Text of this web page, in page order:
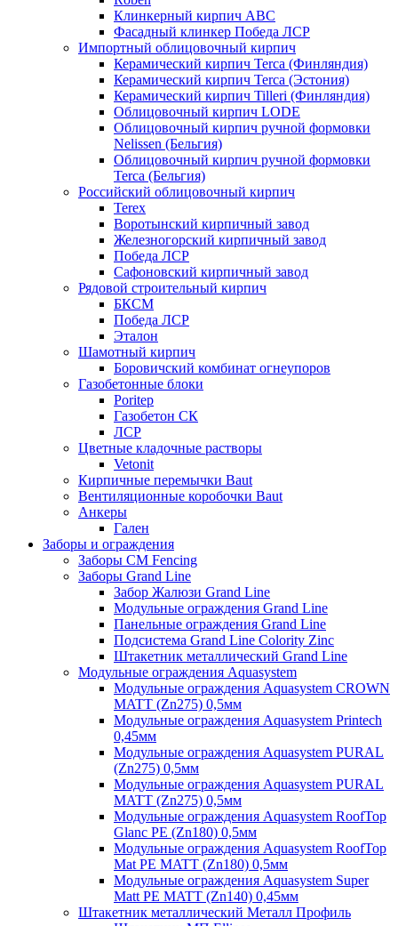
Клинкерный кирпич ABC
Фасадный клинкер Победа ЛСР
Импортный облицовочный кирпич
Керамический кирпич Terca (Финляндия)
Керамический кирпич Terca (Эстония)
Керамический кирпич Tilleri (Финляндия)
Облицовочный кирпич LODE
Облицовочный кирпич ручной формовки
Nelissen (Бельгия)
Облицовочный кирпич ручной формовки
Terca (Бельгия)
Российский облицовочный кирпич
Terex
Воротынский кирпичный завод
Железногорский кирпичный завод
Победа ЛСР
Сафоновский кирпичный завод
Рядовой строительный кирпич
БКСМ
Победа ЛСР
Эталон
Шамотный кирпич
Боровичский комбинат огнеупоров
Газобетонные блоки
Poritep
Газобетон СК
ЛСР
Цветные кладочные растворы
Vetonit
Кирпичные перемычки Baut
Вентиляционные коробочки Baut
Анкеры
Гален
Заборы и ограждения
Заборы CM Fencing
Заборы Grand Line
Забор Жалюзи Grand Line
Модульные ограждения Grand Line
Панельные ограждения Grand Line
Подсистема Grand Line Colority Zinc
Штакетник металлический Grand Line
Модульные ограждения Aquasystem
Модульные ограждения Aquasystem CROWN
MATT (Zn275) 0,5мм
Модульные ограждения Aquasystem Printech
0,45мм
Модульные ограждения Aquasystem PURAL
(Zn275) 0,5мм
Модульные ограждения Aquasystem PURAL
MATT (Zn275) 0,5мм
Модульные ограждения Aquasystem RoofTop
Glanc PE (Zn180) 0,5мм
Модульные ограждения Aquasystem RoofTop
Mat PE MATT (Zn180) 0,5мм
Модульные ограждения Aquasystem Super
Matt PE MATT (Zn140) 0,45мм
Штакетник металлический Металл Профиль